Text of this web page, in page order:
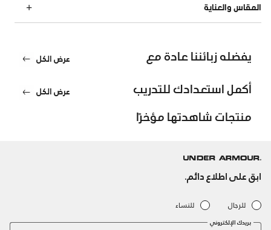
المقاس والعناية
يفضله زبائننا عادة مع عرض الكل
أكمل استعدادك للتدريب عرض الكل
منتجات شاهدتها مؤخرًا
ابق على اطلاع دائم.
للرجال للنساء
بريدك الإلكتروني